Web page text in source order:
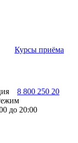
Курсы приёма
8 800 250 20
до 20:00